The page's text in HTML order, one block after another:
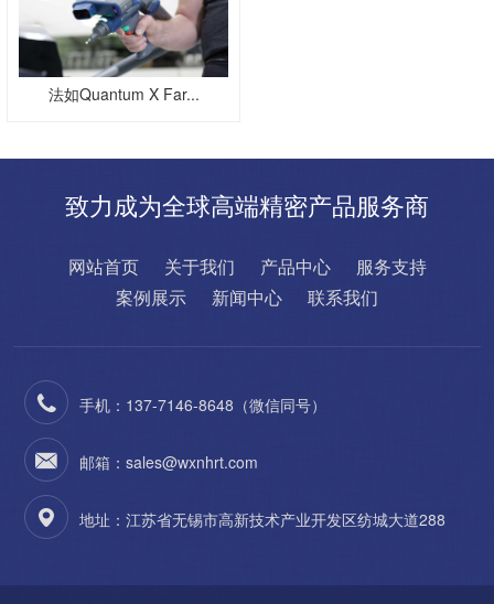
法如Quantum X Far...
致力成为全球高端精密产品服务商
网站首页 关于我们 产品中心
服务支持
案例展示
新闻中心 联系我们
手机：137-7146-8648（微信同号）
邮箱：sales@wxnhrt.com
地址：江苏省无锡市高新技术产业开发区纺城大道288